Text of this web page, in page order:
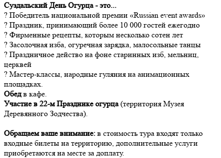
Суздальский День Огурца - это...
? Победитель национальной премии «Russian event awards»
? Праздник, принимающий более 10 000 гостей ежегодно
? Фирменные рецепты, которым несколько сотен лет
? Засолочная изба, огуречная зарядка, малосольные танцы
? Праздничное действо на фоне старинных изб, мельниц,
церквей
? Мастер-классы, народные гуляния на анимационных
площадках.
Обедв кафе.
Участие в 22-м Празднике огурца(территория Музея
Деревянного Зодчества).
Обращаем ваше внимание: в стоимость тура входят только
входные билеты на территорию, дополнительные услуги
приобретаются на месте за доплату.